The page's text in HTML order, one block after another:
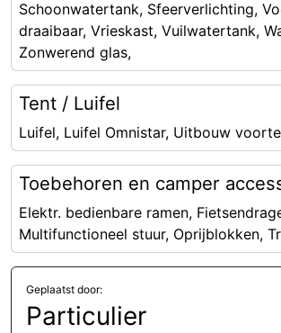
Schoonwatertank, Sfeerverlichting,
draaibaar, Vrieskast, Vuilwatertank,
Zonwerend glas,
Tent / Luifel
Luifel, Luifel Omnistar, Uitbouw
Toebehoren en camper
Elektr. bedienbare ramen,
Multifunctioneel stuur, Oprijblokken,
Geplaatst door:
Particulier